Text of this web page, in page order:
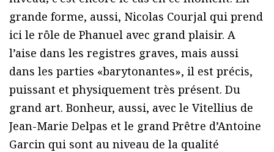
grande forme, aussi, Nicolas Courjal qui prend
ici le rôle de Phanuel avec grand plaisir. A
l’aise dans les registres graves, mais aussi
dans les parties «barytonantes», il est précis,
puissant et physiquement très présent. Du
grand art. Bonheur, aussi, avec le Vitellius de
Jean-Marie Delpas et le grand Prêtre d’Antoine
Garcin qui sont au niveau de la qualité